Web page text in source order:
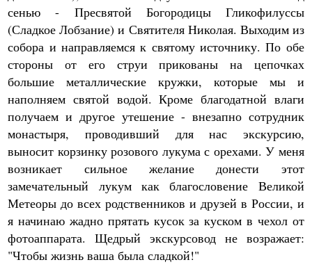
сенью - Пресвятой Богородицы Гликофилуссы
(Сладкое Лобзание) и Святителя Николая. Выходим из
собора и направляемся к святому источнику. По обе
стороны от его струи прикованы на цепочках
большие металлические кружки, которые мы и
наполняем святой водой. Кроме благодатной влаги
получаем и другое утешение - внезапно сотрудник
монастыря, проводивший для нас экскурсию,
выносит корзинку розового лукума с орехами. У меня
возникает сильное желание донести этот
замечательный лукум как благословение Великой
Метеоры до всех родственников и друзей в России, и
я начинаю жадно прятать кусок за куском в чехол от
фотоаппарата. Щедрый экскурсовод не возражает:
"Чтобы жизнь ваша была сладкой!"